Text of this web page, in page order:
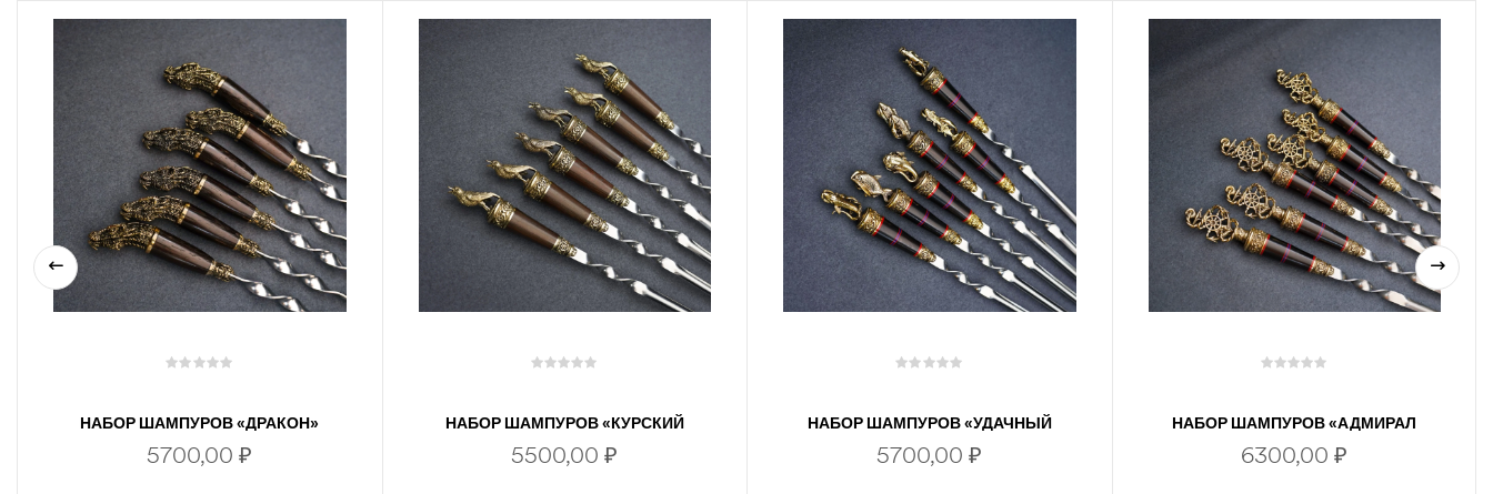
НАБОР ШАМПУРОВ «ДРАКОН»
5700,00₽
НАБОР ШАМПУРОВ «КУРСКИЙ
СОЛОВЕЙ»
5500,00₽
НАБОР ШАМПУРОВ «УДАЧНЫЙ
УЛОВ»
5700,00₽
НАБОР ШАМПУРОВ «АДМИРАЛ
УШАКОВ»
6300,00₽